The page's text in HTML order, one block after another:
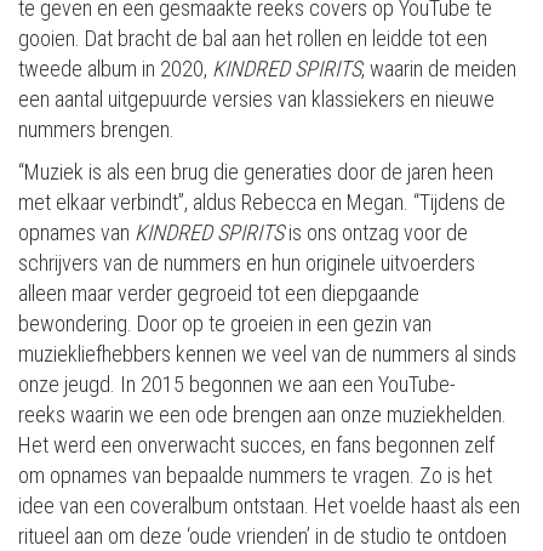
te geven en een gesmaakte reeks covers op YouTube te
gooien. Dat bracht de bal aan het rollen en leidde tot een
tweede album in 2020, KINDRED SPIRITS, waarin de meiden
een aantal uitgepuurde versies van klassiekers en nieuwe
nummers brengen.
“Muziek is als een brug die generaties door de jaren heen
met elkaar verbindt”, aldus Rebecca en Megan. “Tijdens de
opnames van KINDRED SPIRITSis ons ontzag voor de
schrijvers van de nummers en hun originele uitvoerders
alleen maar verder gegroeid tot een diepgaande
bewondering. Door op te groeien in een gezin van
muziekliefhebbers kennen we veel van de nummers al sinds
onze jeugd. In 2015 begonnen we aan een YouTube-
reeks waarin we een ode brengen aan onze muziekhelden.
Het werd een onverwacht succes, en fans begonnen zelf
om opnames van bepaalde nummers te vragen. Zo is het
idee van een coveralbum ontstaan. Het voelde haast als een
ritueel aan om deze ‘oude vrienden’ in de studio te ontdoen